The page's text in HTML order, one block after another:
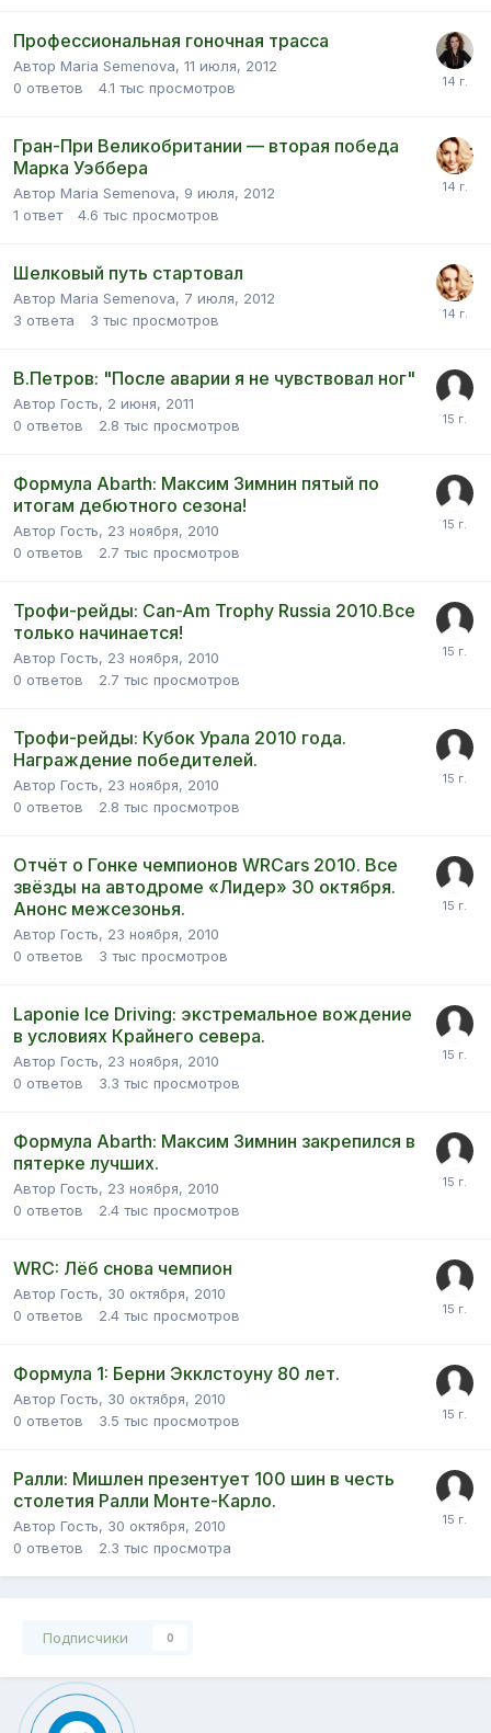
Профессиональная гоночная трасса
Автор Maria Semenova, 11 июля, 2012
0 ответов 4.1 тыс просмотров
Гран-При Великобритании — вторая победа
Марка Уэббера
Автор Maria Semenova, 9 июля, 2012
1 ответ 4.6 тыс просмотров
Шелковый путь стартовал
Автор Maria Semenova, 7 июля, 2012
3 ответа 3 тыс просмотров
В.Петров: "После аварии я не чувствовал ног"
Автор Гость, 2 июня, 2011
0 ответов 2.8 тыс просмотров
Формула Abarth: Максим Зимнин пятый по
итогам дебютного сезона!
Автор Гость, 23 ноября, 2010
0 ответов 2.7 тыс просмотров
Трофи-рейды: Can-Am Trophy Russia 2010.Все
только начинается!
Автор Гость, 23 ноября, 2010
0 ответов 2.7 тыс просмотров
Трофи-рейды: Кубок Урала 2010 года.
Награждение победителей.
Автор Гость, 23 ноября, 2010
0 ответов 2.8 тыс просмотров
Отчёт о Гонке чемпионов WRCars 2010. Все
звёзды на автодроме «Лидер» 30 октября.
Анонс межсезонья.
Автор Гость, 23 ноября, 2010
0 ответов 3 тыс просмотров
Laponie Ice Driving: экстремальное вождение
в условиях Крайнего севера.
Автор Гость, 23 ноября, 2010
0 ответов 3.3 тыс просмотров
Формула Abarth: Максим Зимнин закрепился в
пятерке лучших.
Автор Гость, 23 ноября, 2010
0 ответов 2.4 тыс просмотров
WRC: Лёб снова чемпион
Автор Гость, 30 октября, 2010
0 ответов 2.4 тыс просмотров
Формула 1: Берни Экклстоуну 80 лет.
Автор Гость, 30 октября, 2010
0 ответов 3.5 тыс просмотров
Ралли: Мишлен презентует 100 шин в честь
столетия Ралли Монте-Карло.
Автор Гость, 30 октября, 2010
0 ответов 2.3 тыс просмотра
Подписчики 0